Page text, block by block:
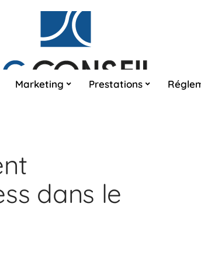
Marketing Prestations
dans le